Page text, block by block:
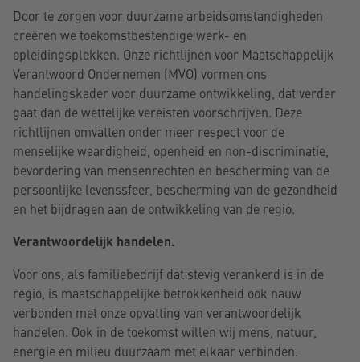
Door te zorgen voor duurzame arbeidsomstandigheden
creëren we toekomstbestendige werk- en
opleidingsplekken. Onze richtlijnen voor Maatschappelijk
Verantwoord Ondernemen (MVO) vormen ons
handelingskader voor duurzame ontwikkeling, dat verder
gaat dan de wettelijke vereisten voorschrijven. Deze
richtlijnen omvatten onder meer respect voor de
menselijke waardigheid, openheid en non-discriminatie,
bevordering van mensenrechten en bescherming van de
persoonlijke levenssfeer, bescherming van de gezondheid
en het bijdragen aan de ontwikkeling van de regio.
Verantwoordelijk handelen.
Voor ons, als familiebedrijf dat stevig verankerd is in de
regio, is maatschappelijke betrokkenheid ook nauw
verbonden met onze opvatting van verantwoordelijk
handelen. Ook in de toekomst willen wij mens, natuur,
energie en milieu duurzaam met elkaar verbinden.